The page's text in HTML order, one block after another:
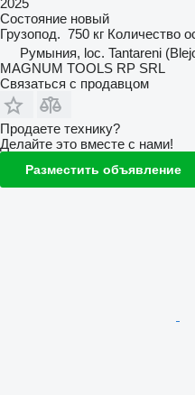
2025
Состояние новый
Грузопод. 750 кг Количество
Румыния, loc. Tantareni
MAGNUM TOOLS RP SRL
Связаться с продавцом
Продаете технику?
Делайте это вместе с нами!
Разместить объявление